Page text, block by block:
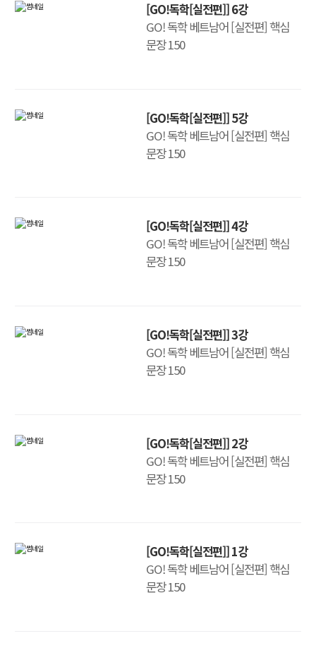
[GO!독학[실전편]] 6강
GO! 독학 베트남어 [실전편] 핵심
문장 150
[GO!독학[실전편]] 5강
GO! 독학 베트남어 [실전편] 핵심
문장 150
[GO!독학[실전편]] 4강
GO! 독학 베트남어 [실전편] 핵심
문장 150
[GO!독학[실전편]] 3강
GO! 독학 베트남어 [실전편] 핵심
문장 150
[GO!독학[실전편]] 2강
GO! 독학 베트남어 [실전편] 핵심
문장 150
[GO!독학[실전편]] 1강
GO! 독학 베트남어 [실전편] 핵심
문장 150